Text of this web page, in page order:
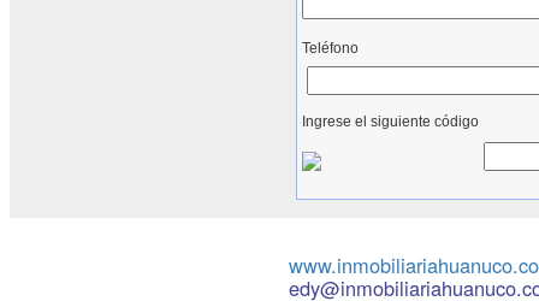
Teléfono
Ingrese el siguiente código